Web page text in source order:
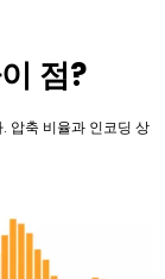
점?
압축 비율과 인코딩 상